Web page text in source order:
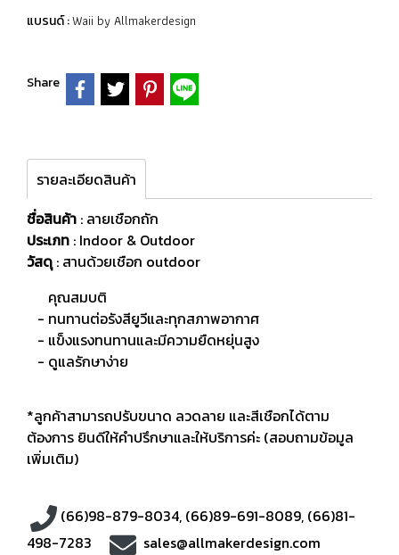
แบรนด์ :Waii by Allmakerdesign
Share
รายละเอียดสินค้า
ชื่อสินค้า : ลายเชือกถัก
ประเภท : Indoor & Outdoor
วัสดุ: สานด้วยเชือก outdoor
คุณสมบติ
- ทนทานต่อรังสียูวีและทุกสภาพอากาศ
- แข็งแรงทนทานและมีความยืดหยุ่นสูง
- ดูแลรักษาง่าย
*ลูกค้าสามารถปรับขนาด ลวดลาย และสีเชือกได้ตาม
ต้องการ ยินดีให้คำปรึกษาและให้บริการค่ะ (สอบถามข้อมูล
เพิ่มเติม)
(66)98-879-8034, (66)89-691-8089, (66)81-
498-7283
sales@allmakerdesign.com